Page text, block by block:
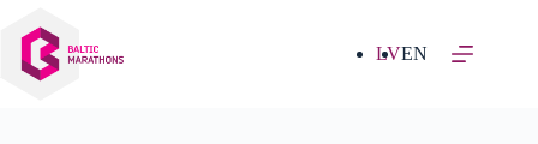
saturu
LVEN